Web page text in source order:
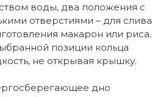
воды, два положения с
отверстиями – для слива
макарон или риса.
позиции кольца
не открывая крышку.
дно